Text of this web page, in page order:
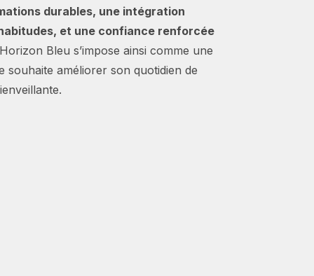
durables, une intégration
et une confiance renforcée
Bleu s’impose ainsi comme une
améliorer son quotidien de